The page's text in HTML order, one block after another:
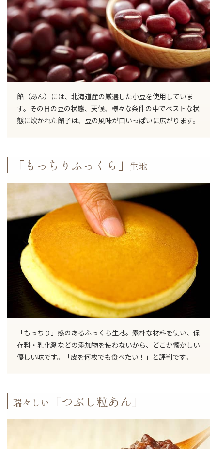
餡（あん）には、北海道産の厳選した小豆を使用していま
す。その日の豆の状態、天候、様々な条件の中でベストな状
態に炊かれた餡子は、豆の風味が口いっぱいに広がります。
「もっちりふっくら」 生地
「もっちり」感のあるふっくら生地。素朴な材料を使い、保
存料・乳化剤などの添加物を使わないから、どこか懐かしい
優しい味です。「皮を何枚でも食べたい！」と評判です。
瑞々しい 「つぶし粒あん」
ご注文手続きに進む